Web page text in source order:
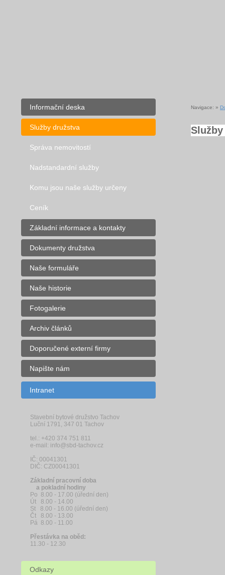
Informační deska
Služby družstva
Správa nemovitostí
Nadstandardní služby
Komu jsou naše služby určeny
Ceník
Základní informace a kontakty
Dokumenty družstva
Naše formuláře
Naše historie
Fotogalerie
Archiv článků
Doporučené externí firmy
Napište nám
Intranet
Stavební bytové družstvo Tachov
Luční 1791, 347 01 Tachov
tel.: +420 374 751 811
e-mail: info@sbd-tachov.cz
IČ: 00041301
DIČ: CZ00041301
Základní pracovní doba
a pokladní hodiny
Po 8.00 - 17.00 (úřední den)
Út 8.00 - 14.00
St 8.00 - 16.00 (úřední den)
Čt 8.00 - 13.00
Pá 8.00 - 11.00
Přestávka na oběd:
11.30 - 12.30
Odkazy
Navigace: »